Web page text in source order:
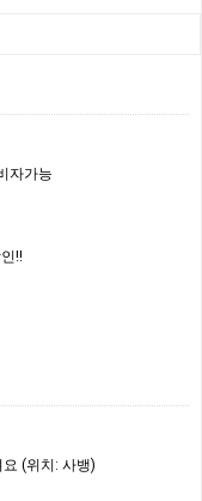
자가능
!!
(위치: 사뱅)